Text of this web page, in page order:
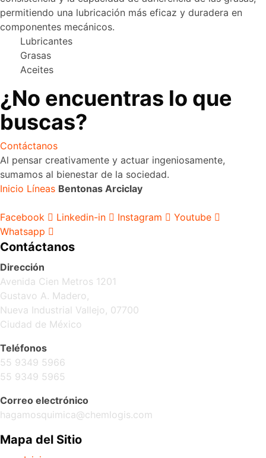
permitiendo una lubricación más eficaz y duradera en
componentes mecánicos.
Lubricantes
Grasas
Aceites
¿No encuentras lo que
buscas?
Contáctanos
Al pensar creativamente y actuar ingeniosamente,
sumamos al bienestar de la sociedad.
Inicio Líneas Bentonas Arciclay
Facebook Linkedin-in Instagram
Youtube
Whatsapp
Contáctanos
Dirección
Avenida Cien Metros 1201
Gustavo A. Madero,
Nueva Industrial Vallejo, 07700
Ciudad de México
Teléfonos
55 9349 5966
55 9349 5965
Correo electrónico
hagamosquimica@chemlogis.com
Mapa del Sitio